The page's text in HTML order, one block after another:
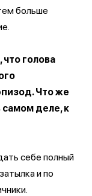
больше
голова
Что же
самом деле, к
себе полный
и по